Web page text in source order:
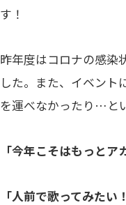
す！
昨年度はコロナの感染
した。また、イベント
を運べなかったり…と
「今年こそはもっとア
「人前で歌ってみたい